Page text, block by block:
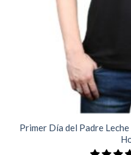
Primer Día del Padre